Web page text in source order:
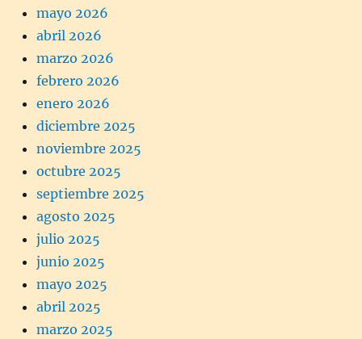
mayo 2026
abril 2026
marzo 2026
febrero 2026
enero 2026
diciembre 2025
noviembre 2025
octubre 2025
septiembre 2025
agosto 2025
julio 2025
junio 2025
mayo 2025
abril 2025
marzo 2025